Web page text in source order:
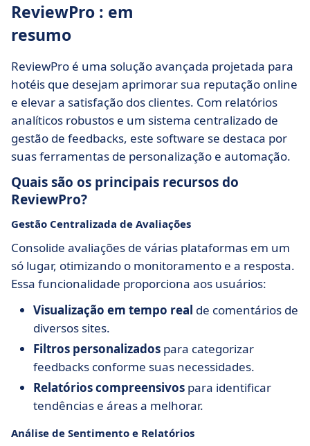
ReviewPro : em
resumo
ReviewPro é uma solução avançada projetada para
hotéis que desejam aprimorar sua reputação online
e elevar a satisfação dos clientes. Com relatórios
analíticos robustos e um sistema centralizado de
gestão de feedbacks, este software se destaca por
suas ferramentas de personalização e automação.
Quais são os principais recursos do
ReviewPro?
Gestão Centralizada de Avaliações
Consolide avaliações de várias plataformas em um
só lugar, otimizando o monitoramento e a resposta.
Essa funcionalidade proporciona aos usuários:
Visualização em tempo real de comentários de
diversos sites.
Filtros personalizados para categorizar
feedbacks conforme suas necessidades.
Relatórios compreensivos para identificar
tendências e áreas a melhorar.
Análise de Sentimento e Relatórios